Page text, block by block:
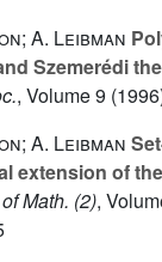
A. Leibman
Szemerédi
, Volume 9
A. Leibman
extension of
Math. (2),